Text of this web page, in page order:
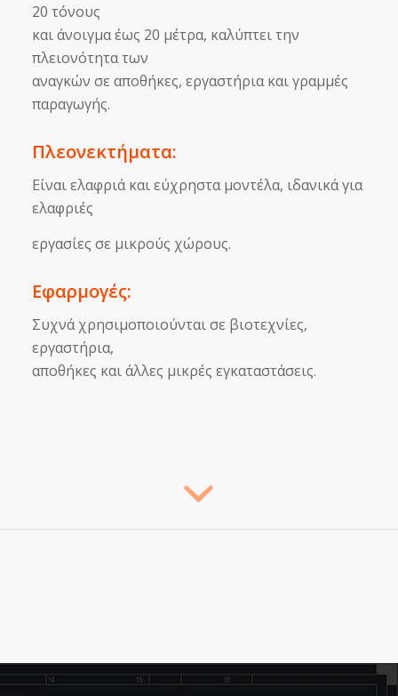
20 τόνους
και άνοιγμα έως 20 μέτρα, καλύπτει την
πλειονότητα των
αναγκών σε αποθήκες, εργαστήρια και γραμμές
παραγωγής.
Πλεονεκτήματα:
Είναι ελαφριά και εύχρηστα μοντέλα, ιδανικά για
ελαφριές
εργασίες σε μικρούς χώρους.
Εφαρμογές:
Συχνά χρησιμοποιούνται σε βιοτεχνίες,
εργαστήρια,
αποθήκες και άλλες μικρές εγκαταστάσεις.